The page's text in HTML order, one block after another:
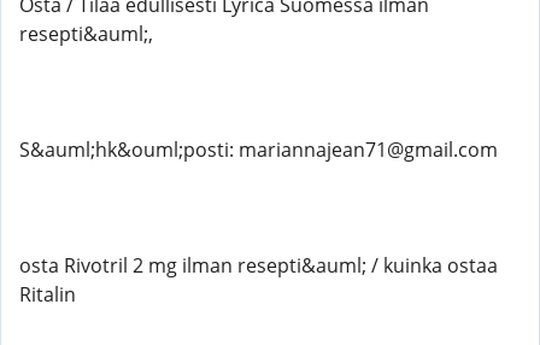
resepti&auml;,
S&auml;hk&ouml;posti: mariannajean71@gmail.com
osta Rivotril 2 mg ilman resepti&auml; / kuinka ostaa
Ritalin